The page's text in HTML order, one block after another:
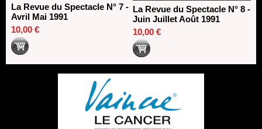
La Revue du Spectacle N° 7 -
Avril Mai 1991
10,00 €
La Revue du Spectacle N° 8 -
Juin Juillet Août 1991
10,00 €